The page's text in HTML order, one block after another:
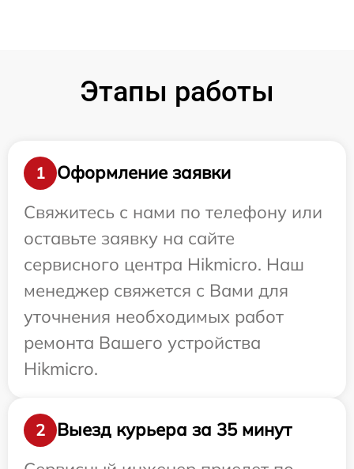
Этапы работы
1
Оформление заявки
Свяжитесь с нами по телефону или
оставьте заявку на сайте
сервисного центра Hikmicro. Наш
менеджер свяжется с Вами для
уточнения необходимых работ
ремонта Вашего устройства
Hikmicro.
2
Выезд курьера за 35 минут